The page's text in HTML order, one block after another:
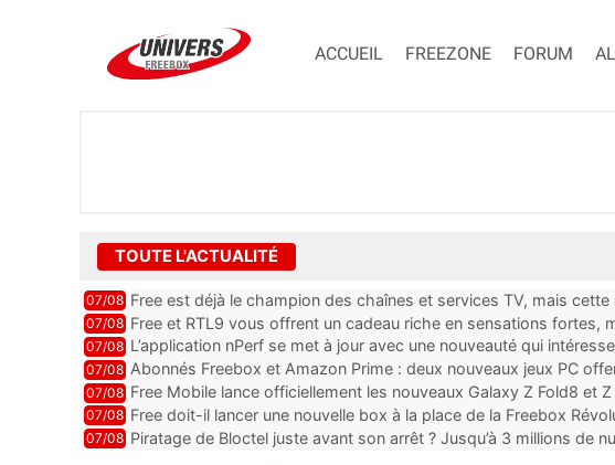
ACCUEIL FREEZONE FORUM
TOUTE L'ACTUALITÉ
07/08 Free est déjà le champion des chaînes et services TV, mais cette
encore au moin...
07/08 Free et RTL9 vous offrent un cadeau riche en sensations fortes,
l’obtenir
07/08 L’application nPerf se met à jour avec une nouveauté qui
Mobile, Orange, SFR ...
07/08 Abonnés Freebox et Amazon Prime : deux nouveaux jeux PC
07/08 Free Mobile lance officiellement les nouveaux Galaxy Z Fold8 et
des promos et des cadeaux
07/08 Free doit-il lancer une nouvelle box à la place de la Freebox
07/08 Piratage de Bloctel juste avant son arrêt ? Jusqu’à 3 millions de